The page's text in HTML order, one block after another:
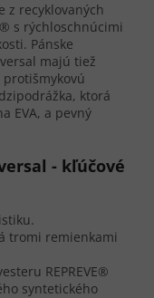
z recyklovaných
s rýchloschnúcimi
Pánske
majú tiež
ktorá
EVA, a pevný
- kľúčové
tromi remienkami
REPREVE®
syntetického